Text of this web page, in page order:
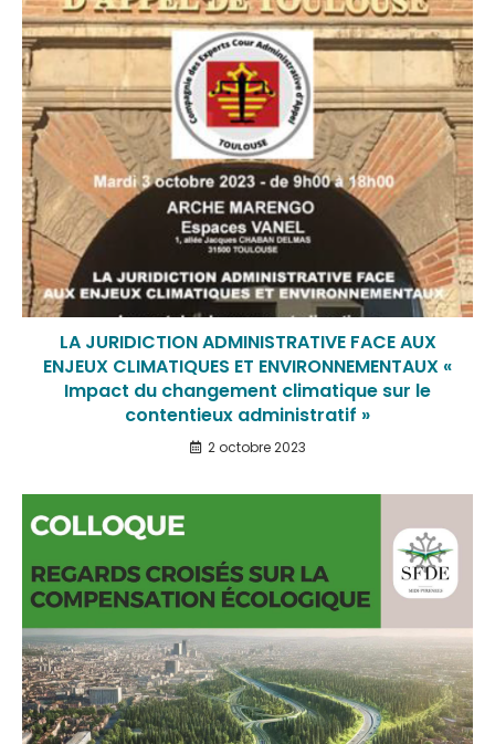
LA JURIDICTION ADMINISTRATIVE FACE AUX
ENJEUX CLIMATIQUES ET ENVIRONNEMENTAUX «
Impact du changement climatique sur le
contentieux administratif »
2 octobre 2023